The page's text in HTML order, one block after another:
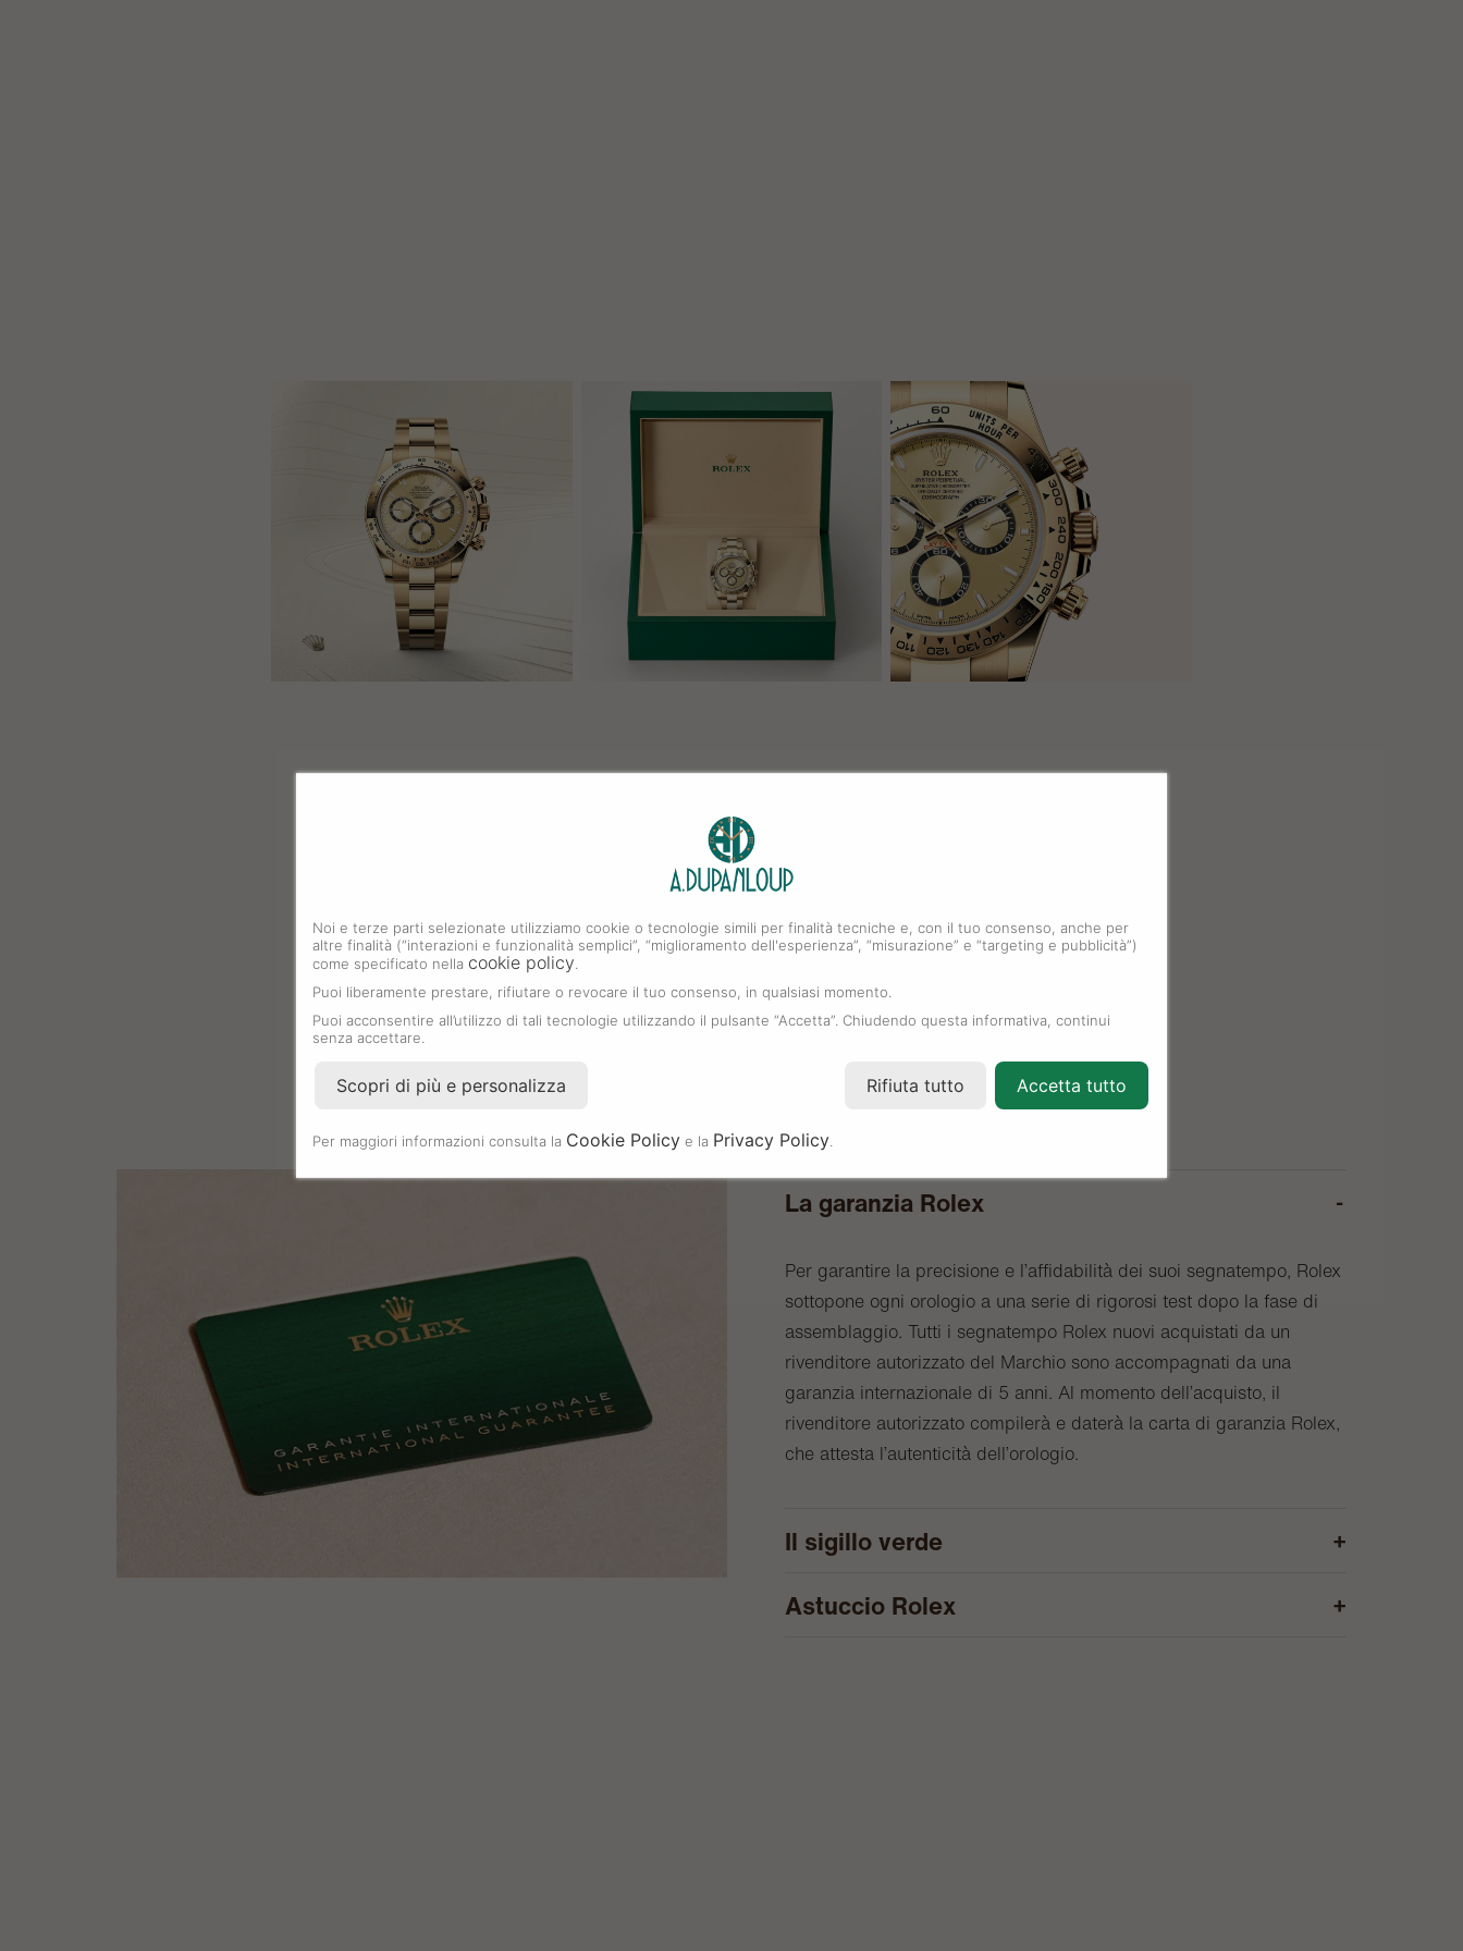
La garanzia Rolex
Per garantire la precisione e l’affidabilità dei suoi segnatempo, Rolex
sottopone ogni orologio a una serie di rigorosi test dopo la fase di
assemblaggio. Tutti i segnatempo Rolex nuovi acquistati da un
rivenditore autorizzato del Marchio sono accompagnati da una
garanzia internazionale di 5 anni. Al momento dell’acquisto, il
rivenditore autorizzato compilerà e daterà la carta di garanzia Rolex,
che attesta l’autenticità dell’orologio.
Il sigillo verde
Astuccio Rolex
Noi e terze parti selezionate utilizziamo cookie o tecnologie simili per finalità tecniche e, con il tuo consenso, anche per
altre finalità (“interazioni e funzionalità semplici”, “miglioramento dell'esperienza”, “misurazione” e “targeting e pubblicità”)
come specificato nella cookie policy
Puoi liberamente prestare, rifiutare o revocare il tuo consenso, in qualsiasi momento.
Puoi acconsentire all’utilizzo di tali tecnologie utilizzando il pulsante “Accetta”. Chiudendo questa informativa, continui
senza accettare.
Scopri di più e personalizza Rifiuta tutto Accetta tutto
Per maggiori informazioni consulta la Cookie Policy e la Privacy Policy